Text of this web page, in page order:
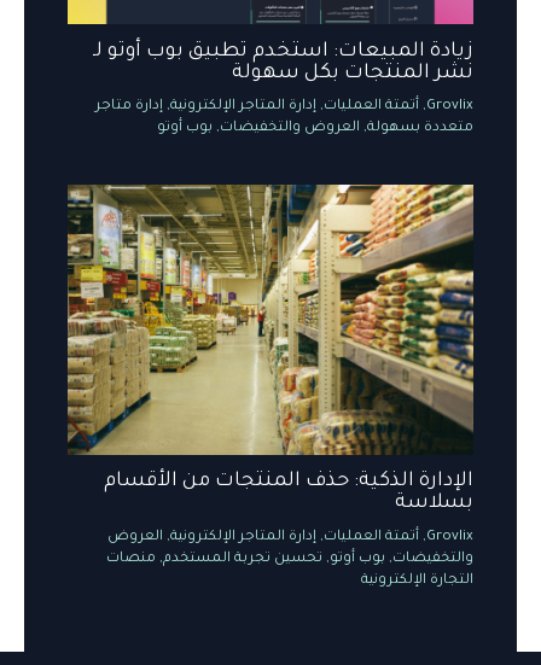
زيادة المبيعات: استخدم تطبيق بوب أوتو لـ
نشر المنتجات بكل سهولة
Grovlix
, أتمتة العمليات,إدارة المتاجر الإلكترونية,إدارة متاجر
متعددة بسهولة, العروض والتخفيضات, بوب أوتو
الإدارة الذكية: حذف المنتجات من الأقسام
بسلاسة
Grovlix
, أتمتة العمليات, إدارة المتاجر الإلكترونية, العروض
والتخفيضات, بوب أوتو, تحسين تجربة المستخدم, منصات
التجارة الإلكترونية